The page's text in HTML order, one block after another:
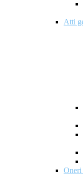
Atti
Oneri